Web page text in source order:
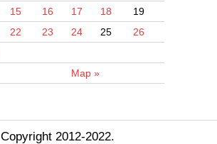
Мар »
15 16 17 18
19
22 23 24 25
26
Copyright 2012-2022.